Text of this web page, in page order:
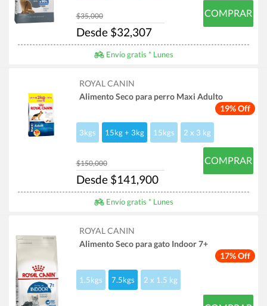
$35,000
Desde $32,307
COMPRAR
Envío gratis * Lunes
19% Off
ROYAL CANIN
Alimento Seco para perro Maxi Adulto
3kgs 15kg + 3kg 15kgs 2 x 3 kg
$150,000
Desde $141,900
COMPRAR
Envío gratis * Lunes
17% Off
ROYAL CANIN
Alimento Seco para gato Indoor 7+
1.5kgs 7.5kgs 2 x 1.5 kg